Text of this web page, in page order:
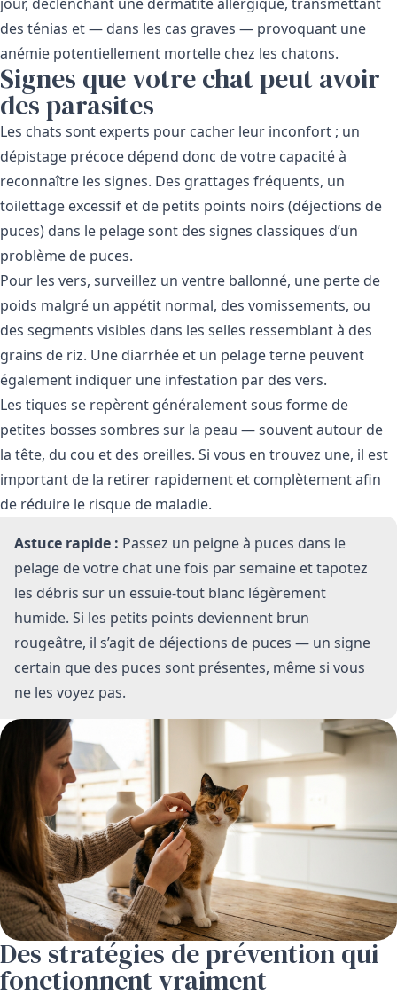
des ténias et — dans les cas graves — provoquant une
anémie potentiellement mortelle chez les chatons.
Signes que votre chat peut avoir
des parasites
Les chats sont experts pour cacher leur inconfort ; un
dépistage précoce dépend donc de votre capacité à
reconnaître les signes. Des grattages fréquents, un
toilettage excessif et de petits points noirs (déjections de
puces) dans le pelage sont des signes classiques d’un
problème de puces.
Pour les vers, surveillez un ventre ballonné, une perte de
poids malgré un appétit normal, des vomissements, ou
des segments visibles dans les selles ressemblant à des
grains de riz. Une diarrhée et un pelage terne peuvent
également indiquer une infestation par des vers.
Les tiques se repèrent généralement sous forme de
petites bosses sombres sur la peau — souvent autour de
la tête, du cou et des oreilles. Si vous en trouvez une, il est
important de la retirer rapidement et complètement afin
de réduire le risque de maladie.
Astuce rapide : Passez un peigne à puces dans le
pelage de votre chat une fois par semaine et tapotez
les débris sur un essuie-tout blanc légèrement
humide. Si les petits points deviennent brun
rougeâtre, il s’agit de déjections de puces — un signe
certain que des puces sont présentes, même si vous
ne les voyez pas.
Des stratégies de prévention qui
fonctionnent vraiment